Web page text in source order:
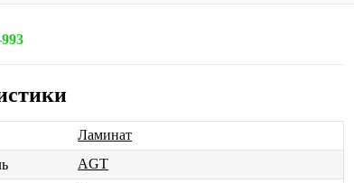
Ламинат
AGT